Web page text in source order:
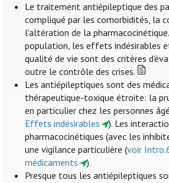
Le traitement antiépileptique des
compliqué par les comorbidités, la
l'altération de la
population, les effets indésirables
qualité de vie sont des critères
outre le contrôle des crises.
Les antiépileptiques sont des
thérapeutique-toxique étroite: la
en particulier chez les personnes
Effets indésirables
). Les
pharmacocinétiques (avec les
une vigilance particulière (voir
médicaments
).
Presque tous les antiépileptiques